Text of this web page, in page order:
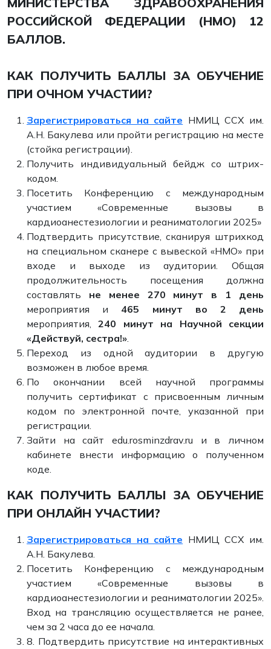
РОССИЙСКОЙ ФЕДЕРАЦИИ (НМО) 12
БАЛЛОВ.
КАК ПОЛУЧИТЬ БАЛЛЫ ЗА ОБУЧЕНИЕ
ПРИ ОЧНОМ УЧАСТИИ?
Зарегистрироваться на сайте НМИЦ ССХ им.
А.Н. Бакулева или пройти регистрацию на месте
(стойка регистрации).
Получить индивидуальный бейдж со штрих-
кодом.
Посетить Конференцию с международным
участием «Современные вызовы в
кардиоанестезиологии и реаниматологии 2025»
Подтвердить присутствие, сканируя штрихкод
на специальном сканере с вывеской «НМО» при
входе и выходе из аудитории. Общая
продолжительность посещения должна
составлять не
менее 270 минут в 1 день
мероприятия и 465 минут во 2 день
мероприятия,240 минут на Научной секции
«Действуй, сестра!».
Переход из одной аудитории в другую
возможен в любое время.
По окончании всей научной программы
получить сертификат с присвоенным личным
кодом по электронной почте, указанной при
регистрации.
Зайти на сайт edu.rosminzdrav.ru и в личном
кабинете внести информацию о полученном
коде.
КАК ПОЛУЧИТЬ БАЛЛЫ ЗА ОБУЧЕНИЕ
ПРИ ОНЛАЙН УЧАСТИИ?
Зарегистрироваться на сайте НМИЦ ССХ им.
А.Н. Бакулева.
Посетить Конференцию с международным
участием «Современные вызовы в
кардиоанестезиологии и реаниматологии 2025».
Вход на трансляцию осуществляется не ранее,
чем за 2 часа до ее начала.
8. Подтвердить присутствие на интерактивных